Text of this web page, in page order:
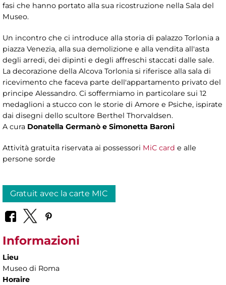
fasi che hanno portato alla sua ricostruzione nella Sala del
Museo.
Un incontro che ci introduce alla storia di palazzo Torlonia a
piazza Venezia, alla sua demolizione e alla vendita all'asta
degli arredi, dei dipinti e degli affreschi staccati dalle sale.
La decorazione della Alcova Torlonia si riferisce alla sala di
ricevimento che faceva parte dell'appartamento privato del
principe Alessandro. Ci soffermiamo in particolare sui 12
medaglioni a stucco con le storie di Amore e Psiche, ispirate
dai disegni dello scultore Berthel Thorvaldsen.
A cura Donatella Germanò e Simonetta Baroni
Attività gratuita riservata ai possessori MiC card e alle
persone sorde
Gratuit avec la carte MIC
Informazioni
Lieu
Museo di Roma
Horaire